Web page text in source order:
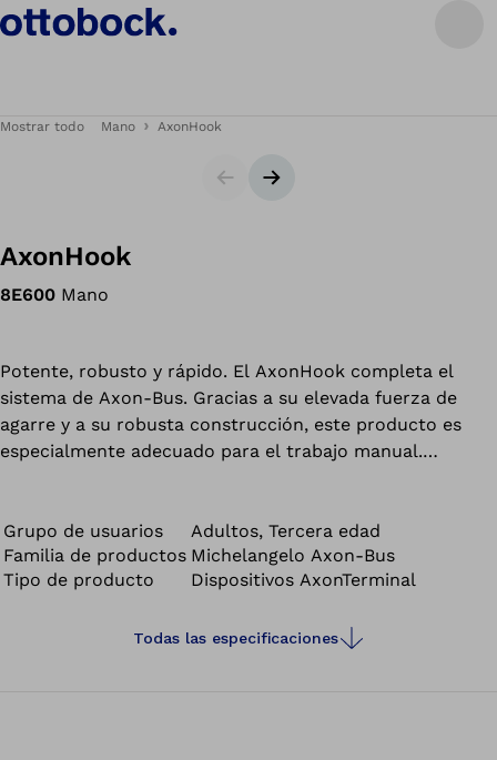
Mostrar todo Mano AxonHook
DiapositivaSiguiente diapositiva
AxonHook
8E600 Mano
Potente, robusto y rápido. El AxonHook completa el
sistema de Axon-Bus. Gracias a su elevada fuerza de
agarre y a su robusta construcción, este producto es
especialmente adecuado para el trabajo manual.
velocidad y fuerza de agarre son esenciales.
Grupo de usuarios
Adultos, Tercera edad
Familia de productos Michelangelo Axon-Bus
Tipo de producto
Dispositivos AxonTerminal
Todas las especificaciones